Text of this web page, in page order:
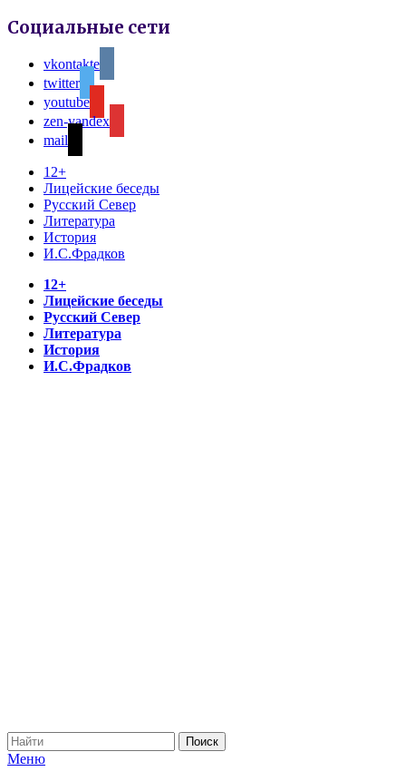
Социальные сети
vkontakte
twitter
youtube
zen-yandex
mail
12+
Лицейские беседы
Русский Север
Литература
История
И.С.Фрадков
12+
Лицейские беседы
Русский Север
Литература
История
И.С.Фрадков
Меню